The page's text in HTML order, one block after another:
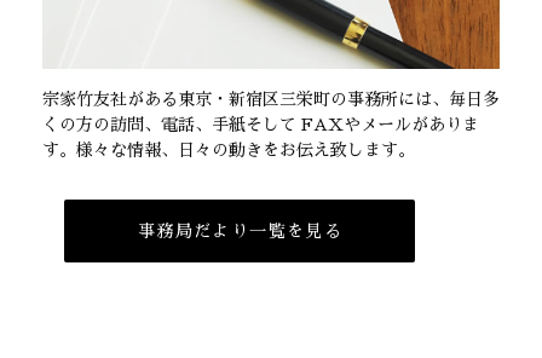
宗家竹友社がある東京・新宿区三栄町の事務所には、毎日多
くの方の訪問、電話、手紙そして FAXやメールがありま
す。様々な情報、日々の動きをお伝え致します。
事務局だより一覧を見る